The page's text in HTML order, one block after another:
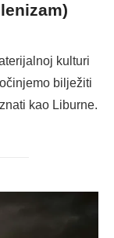
kulturi
bilježiti
kao Liburne.